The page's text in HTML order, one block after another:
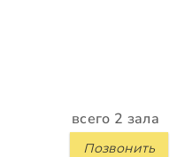
всего 2 зала
Позвонить